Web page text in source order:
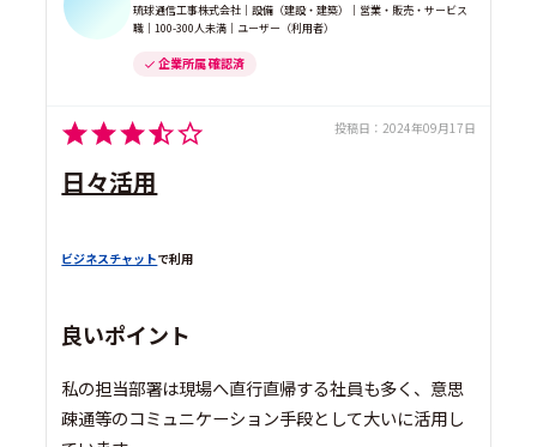
琉球通信工事株式会社｜設備（建設・建築）｜営業・販売・サービス
職｜100-300人未満｜ユーザー（利用者）
企業所属 確認済
投稿日： 2024年09月17日
日々活用
ビジネスチャットで利用
良いポイント
私の担当部署は現場へ直行直帰する社員も多く、意思
疎通等のコミュニケーション手段として大いに活用し